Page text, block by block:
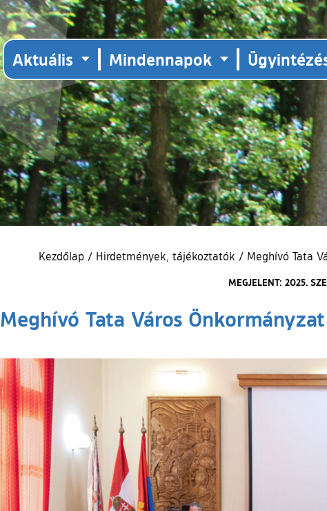
Aktuális Mindennapok
Kezdőlap / Hirdetmények, tájékoztatók / Meghívó Tata
MEGJELENT: 2025.
Meghívó Tata Város